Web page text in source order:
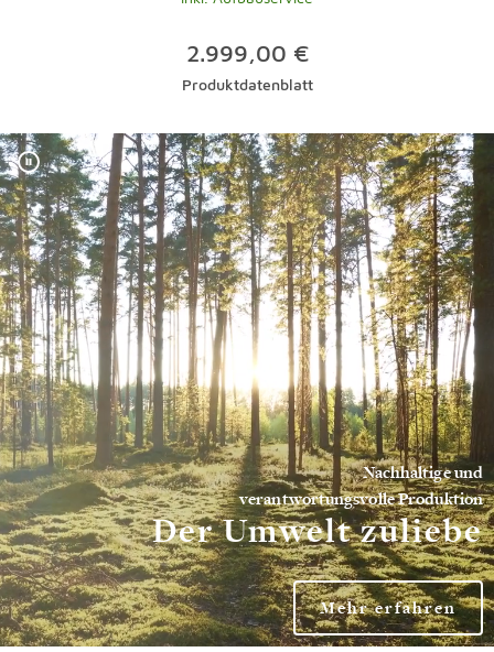
2.999,00 €
Produktdatenblatt
Nachhaltige und
verantwortungsvolle Produktion
Der Umwelt zuliebe
Mehr erfahren